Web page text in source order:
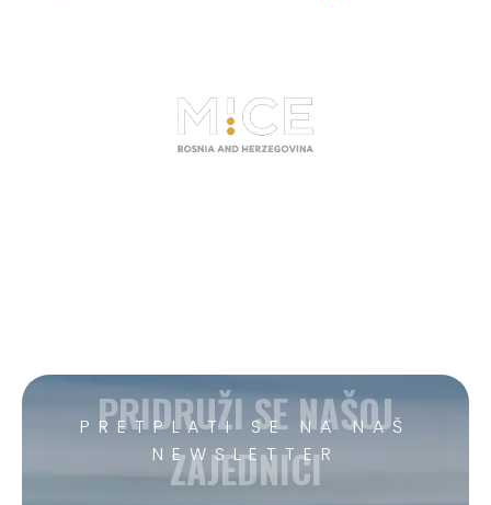
PRETPLATI SE NA NAŠ
NEWSLETTER
PRIDRUŽI SE NAŠOJ
ZAJEDNICI